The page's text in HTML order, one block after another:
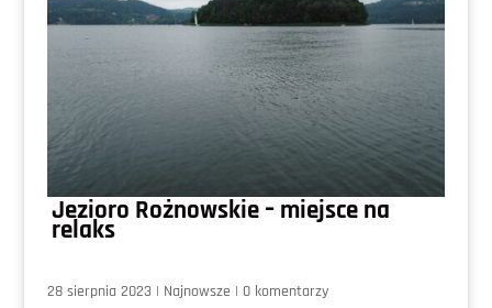
Jezioro Rożnowskie – miejsce na
relaks
28 sierpnia 2023 | Najnowsze | 0 komentarzy